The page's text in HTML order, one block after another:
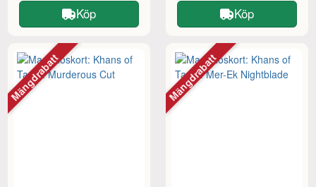
Köp Köp
Mängdrabatt Mängdrabatt